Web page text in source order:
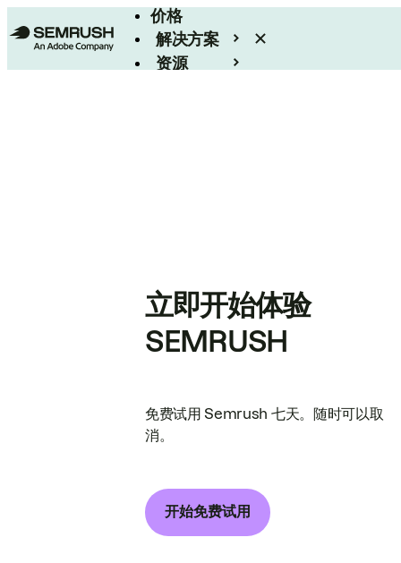
价格
解决方案
资源
立即开始体验
SEMRUSH
免费试用 Semrush 七天。随时可以取
消。
开始免费试用